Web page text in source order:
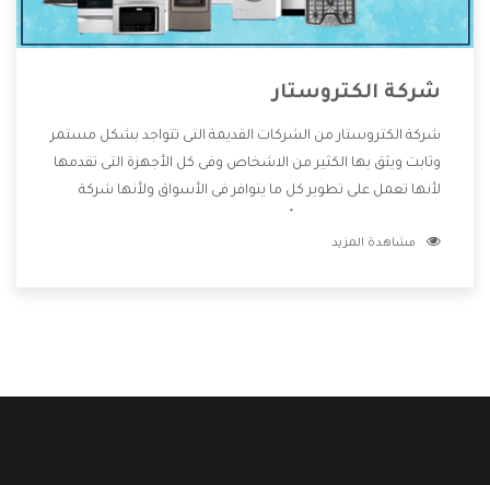
شركة الكتروستار
شركة الكتروستار من الشركات القديمة التى تتواجد بشكل مستمر
وثابت ويثق بها الكثير من الاشخاص وفى كل الأجهزة التى تقدمها
لأنها تعمل على تطوير كل ما يتوافر فى الأسواق ولأنها شركة
وتقدم للعملاء أقوى العروض والخصومات التى تسهل على
مشاهدة المزيد